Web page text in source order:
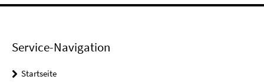
Service-Navigation
Startseite